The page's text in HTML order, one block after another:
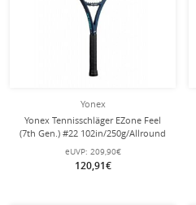
Yonex
Yonex Tennisschläger EZone Feel
(7th Gen.) #22 102in/250g/Allround
himmelblau - besaitet -
eUVP: 209,90€
120,91€